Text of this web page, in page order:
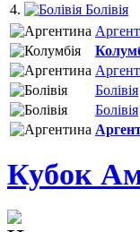
4.
Болівія
Болівія
Болівія
Кубок